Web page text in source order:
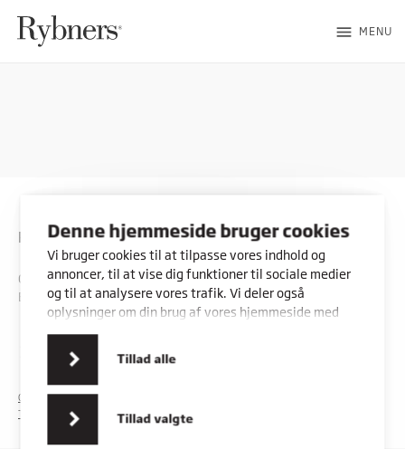
Denne hjemmeside bruger cookies
Vi bruger cookies til at tilpasse vores indhold og
annoncer, til at vise dig funktioner til sociale medier
og til at analysere vores trafik. Vi deler også
oplysninger om din brug af vores hjemmeside med
vores partnere inden for sociale medier,
annonceringspartnere og analysepartnere. Vores
partnere kan kombinere disse data med andre
oplysninger, du har givet dem, eller som de har
Tillad valgte
Tillad alle
menu MENU
Rybners
CVR: 45357716
EAN: 5798000553842
Kontakt os
COOKIES
PRIVATLIVSPOLITIK
TILGÆNGELIGHEDSERKLÆRING